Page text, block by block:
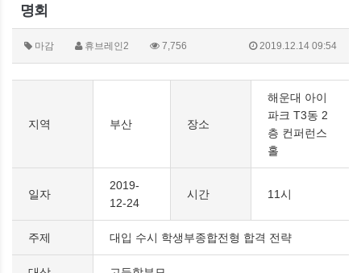
명회
마감 휴브레인2 7,756 2019.12.14 09:54
지역 부산 장소
해운대 아이
파크 T3동 2
층 컨퍼런스
홀
일자
2019-
12-24
시간 11시
주제 대입 수시 학생부종합전형 합격 전략